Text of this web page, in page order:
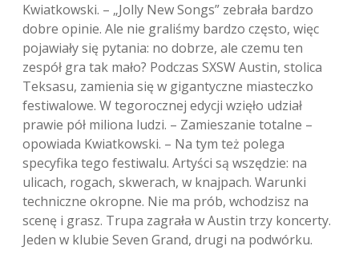
Kwiatkowski. – „Jolly New Songs” zebrała bardzo
dobre opinie. Ale nie graliśmy bardzo często, więc
pojawiały się pytania: no dobrze, ale czemu ten
zespół gra tak mało? Podczas SXSW Austin, stolica
Teksasu, zamienia się w gigantyczne miasteczko
festiwalowe. W tegorocznej edycji wzięło udział
prawie pół miliona ludzi. – Zamieszanie totalne –
opowiada Kwiatkowski. – Na tym też polega
specyfika tego festiwalu. Artyści są wszędzie: na
ulicach, rogach, skwerach, w knajpach. Warunki
techniczne okropne. Nie ma prób, wchodzisz na
scenę i grasz. Trupa zagrała w Austin trzy koncerty.
Jeden w klubie Seven Grand, drugi na podwórku.